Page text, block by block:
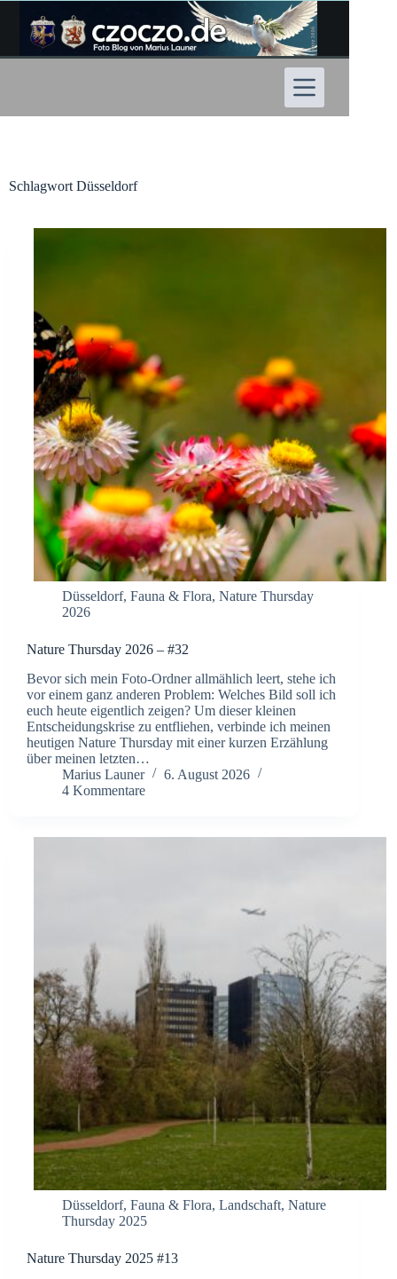
Inhalt
springen
Schlagwort Düsseldorf
Düsseldorf, Fauna & Flora, Nature Thursday
2026
Nature Thursday 2026 – #32
Bevor sich mein Foto-Ordner allmählich leert, stehe ich
vor einem ganz anderen Problem: Welches Bild soll ich
euch heute eigentlich zeigen? Um dieser kleinen
Entscheidungskrise zu entfliehen, verbinde ich meinen
heutigen Nature Thursday mit einer kurzen Erzählung
über meinen letzten…
Marius Launer
6. August 2026
4 Kommentare
Düsseldorf, Fauna & Flora, Landschaft, Nature
Thursday 2025
Nature Thursday 2025 #13